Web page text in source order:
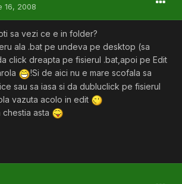
16, 2008
sa vezi ce e in folder?
ala .bat pe undeva pe desktop (sa
click dreapta pe fisierul .bat,apoi pe Edit
!Si de aici nu e mare scofala sa
sau sa iasa si da dubluclick pe fisierul
vazuta acolo in edit
chestia asta